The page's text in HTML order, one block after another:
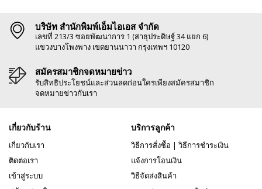
บริษัท สำนักพิมพ์เอ็มไอเอส จำกัด
เลขที่ 213/3 ซอยพัฒนาการ 1 (สาธุประดิษฐ์ 34 แยก 6)
แขวงบางโพงพาง เขตยานนาวา กรุงเทพฯ 10120
สมัครสมาชิกจดหมายข่าว
รับสิทธิประโยชน์และส่วนลดก่อนใครเพียงสมัครสมาชิก
จดหมายข่าวกับเรา
เกี่ยวกับร้าน
เกี่ยวกับเรา
ติดต่อเรา
เข้าสู่ระบบ
บริการลูกค้า
วิธีการสั่งซื้อ | วิธีการชำระเงิน
แจ้งการโอนเงิน
วิธีจัดส่งสินค้า